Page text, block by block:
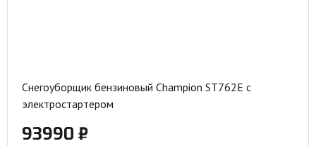
Снегоуборщик бензиновый Champion ST762E с
электростартером
93990 ₽